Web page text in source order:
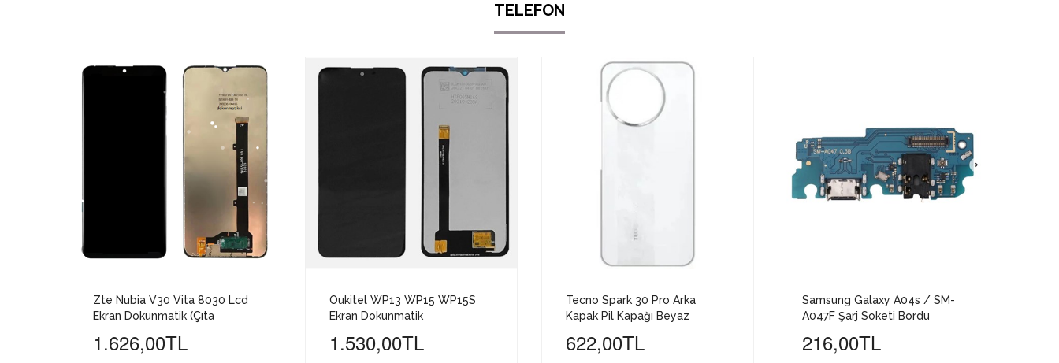
TELEFON
Zte Nubia V30 Vita 8030 Lcd
Ekran Dokunmatik (Çıta
1.626,00TL
Oukitel WP13 WP15 WP15S
Ekran Dokunmatik
1.530,00TL
Tecno Spark 30 Pro Arka
Kapak Pil Kapağı Beyaz
622,00TL
Samsung Galaxy A04s / SM-
A047F Şarj Soketi Bordu
216,00TL